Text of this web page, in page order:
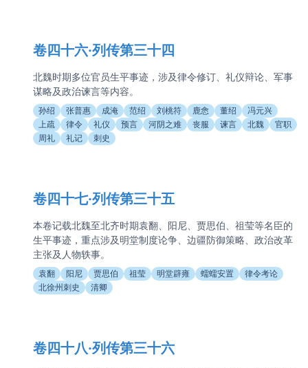
卷四十六·列传第三十四
北魏时期多位官员生平事迹，涉及律令修订、礼仪辩论、军事
谋略及政治谏言等内容。
孙绍 张普惠 成淹 范绍 刘桃符 鹿悆 董绍
冯元兴
上疏
律令 礼仪 预言 河阴之难 丧服 谏言 北魏
官职
周礼
礼记 刺史
卷四十七·列传第三十五
本卷记载北魏至北齐时期袁翻、阳尼、贾思伯、祖莹等名臣的
生平事迹，重点涉及明堂制度论争、边疆防御策略、政治改革
主张及人物轶事。
袁翻 阳尼 贾思伯 祖莹 明堂辟雍 蠕蠕安置
律令考论
北徐州刺史
清卿
卷四十八·列传第三十六